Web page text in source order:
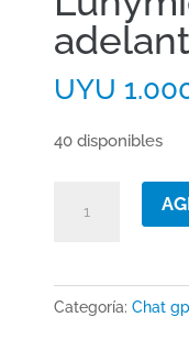
UYU
40 disponibles
Lunymier19-
adelanto
Categoría: Chat